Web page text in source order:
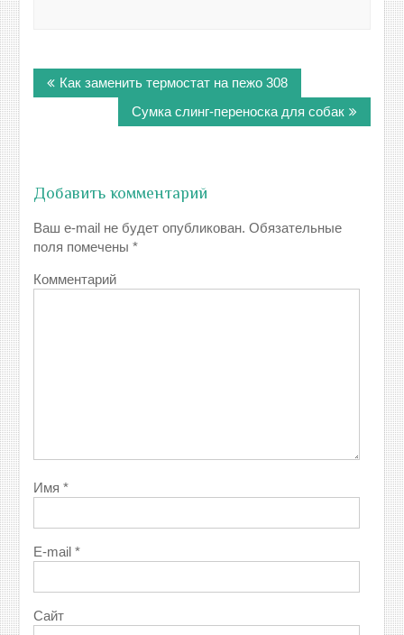
по Как заменить термостат на пежо 308
Сумка слинг-переноска для собак
Добавить комментарий
Ваш e-mail не будет опубликован. Обязательные
поля помечены*
Комментарий
Имя*
E-mail*
Сайт